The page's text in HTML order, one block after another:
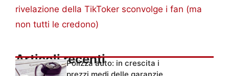
non tutti le credono)
prezzi medi delle garanzie
accessorie